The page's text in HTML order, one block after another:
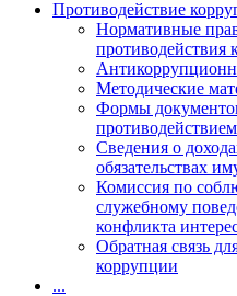
Противодействие
Нормативные
противодействия
Методические
Формы
Сведения о
обязательствах
Комиссия по
служебному
конфликта
Обратная связь
коррупции
...